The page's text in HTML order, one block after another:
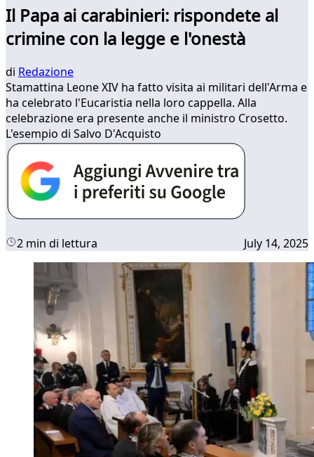
Il Papa ai carabinieri: rispondete al
crimine con la legge e l'onestà
di Redazione
Stamattina Leone XIV ha fatto visita ai militari dell'Arma e
ha celebrato l'Eucaristia nella loro cappella. Alla
celebrazione era presente anche il ministro Crosetto.
L'esempio di Salvo D'Acquisto
2 min di lettura July 14, 2025